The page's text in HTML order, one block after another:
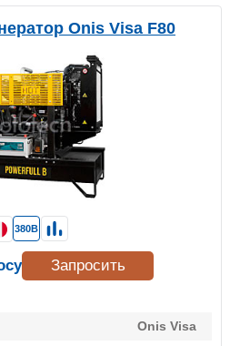
Onis Visa F80
Onis Visa
380В
Запросить